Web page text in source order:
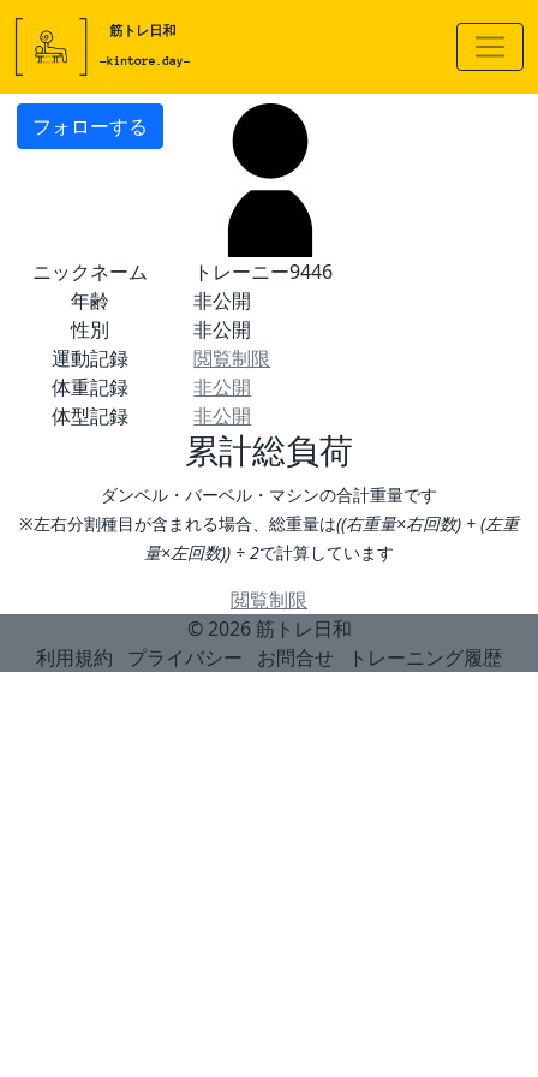
フォローする
ニックネーム
トレーニー9446
年齢
非公開
性別
非公開
運動記録
閲覧制限
体重記録
非公開
体型記録
非公開
累計総負荷
ダンベル・バーベル・マシンの合計重量です
※左右分割種目が含まれる場合、総重量は((右重量×右回数) + (左重
量×左回数)) ÷ 2で計算しています
閲覧制限
© 2026 筋トレ日和
利用規約
プライバシー お問合せ トレーニング履歴